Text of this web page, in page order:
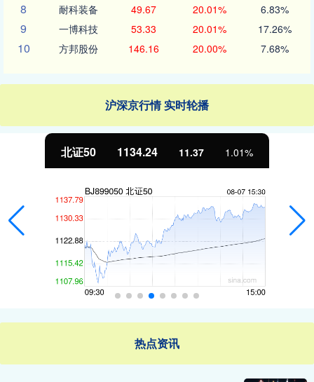
8 耐科装备 49.67 20.01% 6.83%
9 一博科技 53.33 20.01% 17.26%
10 方邦股份 146.16 20.00% 7.68%
沪深京行情 实时轮播
北证50 1134.24 11.37 1.01%
热点资讯